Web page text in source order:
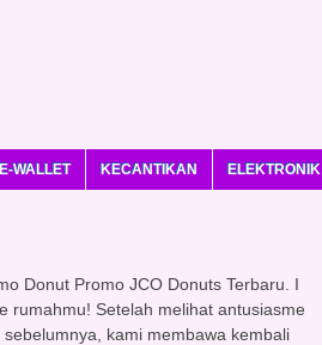
WALLET KECANTIKAN ELEKTRONIK
Donut Promo JCO Donuts Terbaru. I
rumahmu! Setelah melihat antusiasme
kami membawa kembali